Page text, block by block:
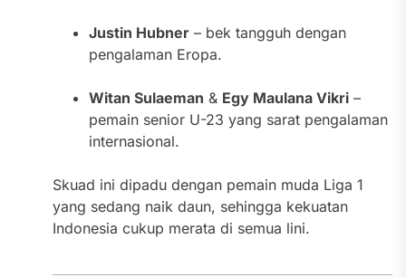
Justin Hubner– bek tangguh dengan
pengalaman Eropa.
Witan Sulaeman & Egy Maulana Vikri–
pemain senior U-23 yang sarat pengalaman
internasional.
Skuad ini dipadu dengan pemain muda Liga 1
yang sedang naik daun, sehingga kekuatan
Indonesia cukup merata di semua lini.